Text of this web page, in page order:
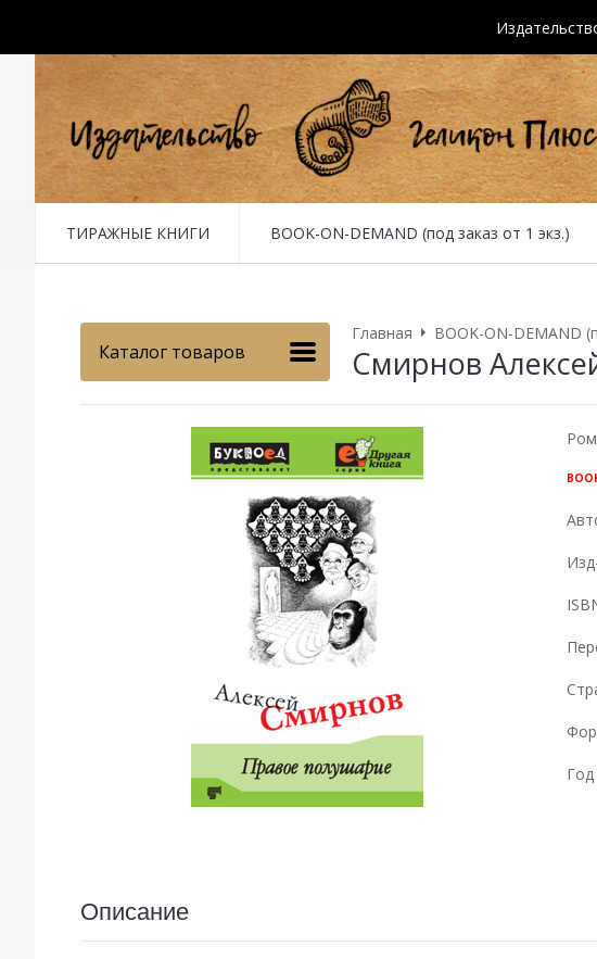
ТИРАЖНЫЕ КНИГИ BOOK-ON-DEMAND (под заказ от 1 экз.)
Каталог товаров
Главная BOOK-ON-DEMAND
Смирнов
Год
Описание